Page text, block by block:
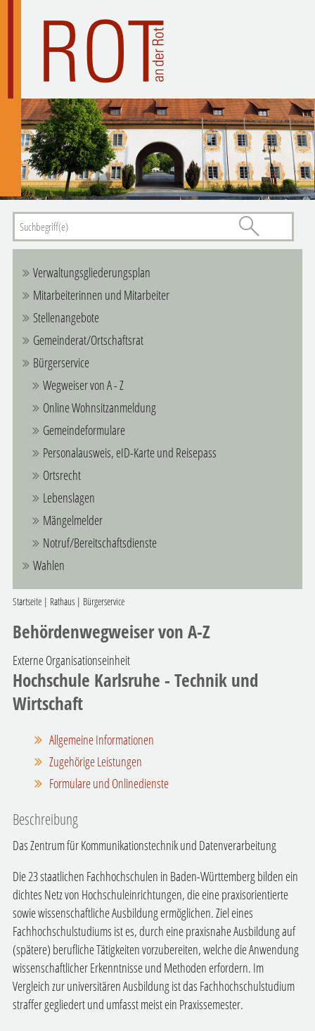
Verwaltungsgliederungsplan
Mitarbeiterinnen und Mitarbeiter
Stellenangebote
Gemeinderat/Ortschaftsrat
Bürgerservice
Wegweiser von A - Z
Online Wohnsitzanmeldung
Gemeindeformulare
Personalausweis, eID-Karte und Reisepass
Ortsrecht
Lebenslagen
Mängelmelder
Notruf/Bereitschaftsdienste
Wahlen
Startseite| Rathaus| Bürgerservice
Behördenwegweiser von A-Z
Externe Organisationseinheit
Hochschule Karlsruhe - Technik und
Wirtschaft
Allgemeine Informationen
Zugehörige Leistungen
Formulare und Onlinedienste
Beschreibung
Das Zentrum für Kommunikationstechnik und Datenverarbeitung
Die 23 staatlichen Fachhochschulen in Baden-Württemberg bilden ein
dichtes Netz von Hochschuleinrichtungen, die eine praxisorientierte
sowie wissenschaftliche Ausbildung ermöglichen. Ziel eines
Fachhochschulstudiums ist es, durch eine praxisnahe Ausbildung auf
(spätere) berufliche Tätigkeiten vorzubereiten, welche die Anwendung
wissenschaftlicher Erkenntnisse und Methoden erfordern. Im
Vergleich zur universitären Ausbildung ist das Fachhochschulstudium
straffer gegliedert und umfasst meist ein Praxissemester.